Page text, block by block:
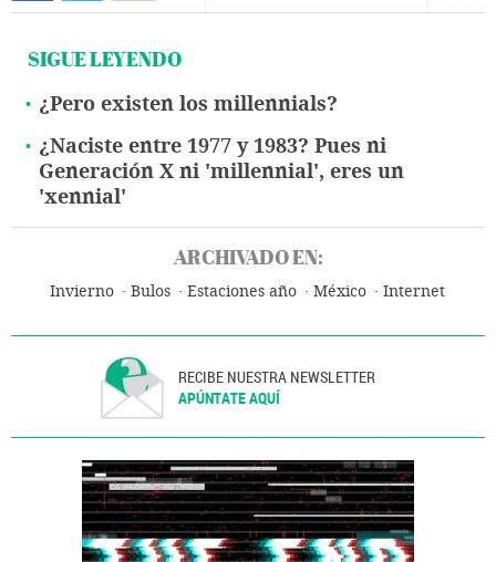
SIGUE LEYENDO
¿Pero existen los millennials?
¿Naciste entre 1977 y 1983? Pues ni
Generación X ni 'millennial', eres un
'xennial'
ARCHIVADO EN:
Invierno Bulos Estaciones año México Internet
RECIBE NUESTRA NEWSLETTER
APÚNTATE AQUÍ